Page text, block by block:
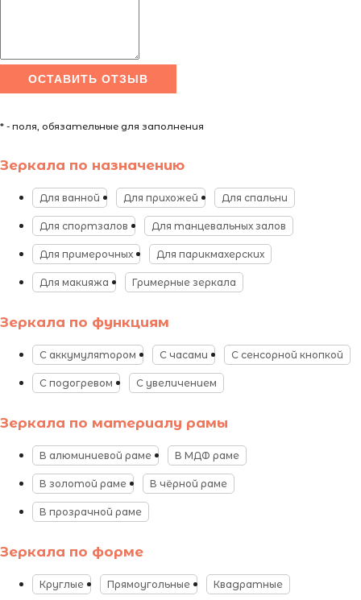
* - поля, обязательные для заполнения
Зеркала по назначению
Для ванной Для прихожей Для спальни
Для спортзалов Для танцевальных залов
Для примерочных Для парикмахерских
Для макияжа Гримерные зеркала
Зеркала по функциям
С аккумулятором С часами С сенсорной кнопкой
С подогревом С увеличением
Зеркала по материалу рамы
В алюминиевой раме В МДФ раме
В золотой раме В чёрной раме
В прозрачной раме
Зеркала по форме
Круглые Прямоугольные Квадратные